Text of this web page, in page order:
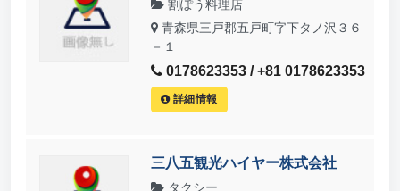
割ぽう料理店
青森県三戸郡五戸町字下タノ沢３６
－１
0178623353 / +81 0178623353
詳細情報
三八五観光ハイヤー株式会社
タクシー